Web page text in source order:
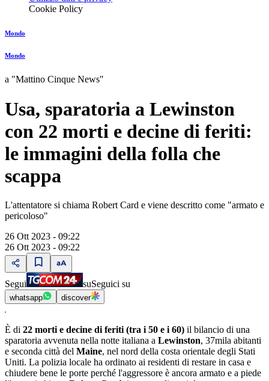
Cookie Policy
Mondo
Mondo
a "Mattino Cinque News"
Usa, sparatoria a Lewinston
con 22 morti e decine di feriti:
le immagini della folla che
scappa
L'attentatore si chiama Robert Card e viene descritto come "armato e
pericoloso"
26 Ott 2023 - 09:22
26 Ott 2023 - 09:22
Segui suSeguici su
whatsapp discover
È di 22 morti e decine di feriti (tra i 50 e i 60) il bilancio di una
sparatoria avvenuta nella notte italiana a Lewinston, 37mila abitanti
e seconda città del Maine, nel nord della costa orientale degli Stati
Uniti. La polizia locale ha ordinato ai residenti di restare in casa e
chiudere bene le porte perché l'aggressore è ancora armato e a piede